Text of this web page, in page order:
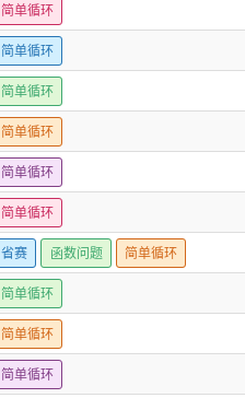
简单循环
简单循环
简单循环
简单循环
简单循环
简单循环
省赛 函数问题 简单循环
简单循环
简单循环
简单循环